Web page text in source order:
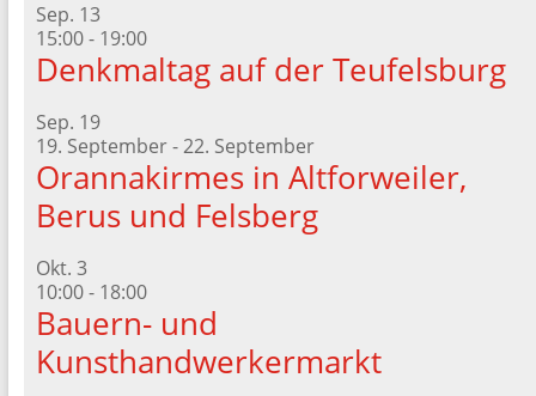
Sep. 13
15:00- 19:00
Denkmaltag auf der Teufelsburg
Sep. 19
19. September-22. September
Orannakirmes in Altforweiler,
Berus und Felsberg
Okt. 3
10:00- 18:00
Bauern- und
Kunsthandwerkermarkt